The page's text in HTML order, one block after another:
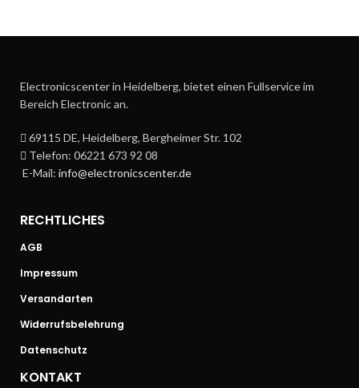
Electronicscenter in Heidelberg, bietet einen Fullservice im
Bereich Electronic an.
69115 DE, Heidelberg, Bergheimer Str. 102
Telefon: 06221 673 92 08
E-Mail: info@electronicscenter.de
RECHTLICHES
AGB
Impressum
Versandarten
Widerrufsbelehrung
Datenschutz
KONTAKT